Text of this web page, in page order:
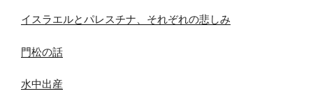
イスラエルとパレスチナ、それぞれの悲しみ
門松の話
水中出産